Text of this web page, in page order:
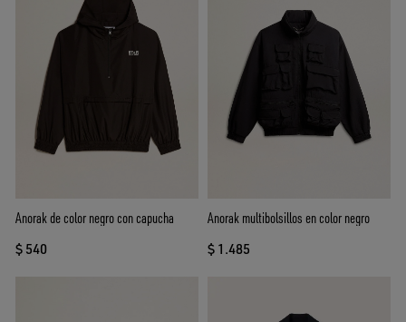
Anorak de color negro con capucha
$ 540
Anorak multibolsillos en color negro
$ 1.485